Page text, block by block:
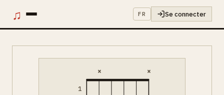
♫ FR Se connecter
1
× ×